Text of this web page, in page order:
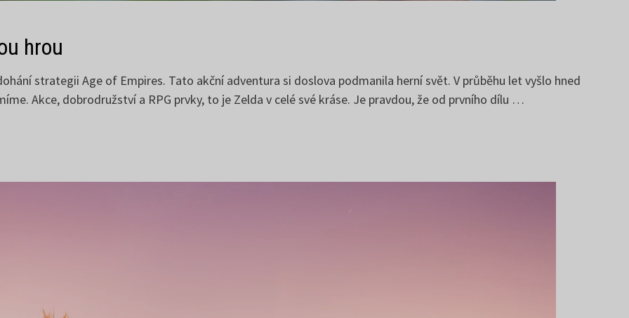
hrou
strategii Age of Empires. Tato akční adventura si doslova podmanila herní svět. V průběhu let vyšlo hned
Akce, dobrodružství a RPG prvky, to je Zelda v celé své kráse. Je pravdou, že od prvního dílu …